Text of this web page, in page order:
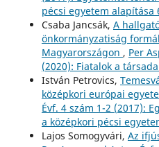
pécsi egyetem alapítása
Csaba Jancsák, A
önkormányzatiság
Magyarországon , Per
(2020): Fiatalok a
István Petrovics,
középkori európai
Évf. 4 szám 1-2 (2017):
a középkori pécsi
Lajos Somogyvári, Az